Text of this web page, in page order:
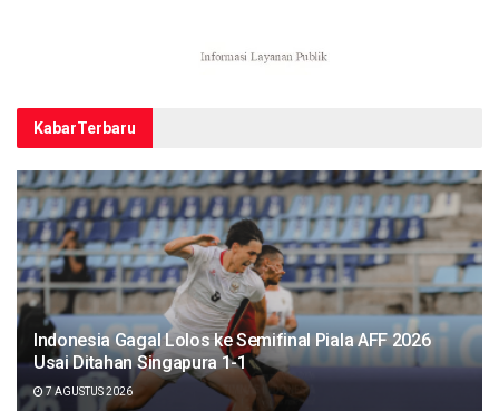
KabarTerbaru
Indonesia Gagal Lolos ke Semifinal Piala AFF 2026
Usai Ditahan Singapura 1-1
7 AGUSTUS 2026